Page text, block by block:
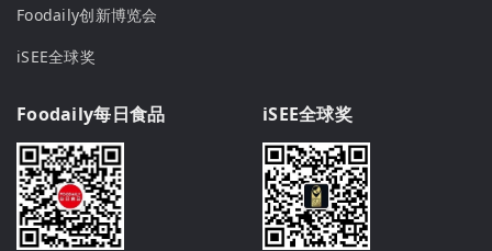
Foodaily创新博览会
iSEE全球奖
Foodaily每日食品 iSEE全球奖